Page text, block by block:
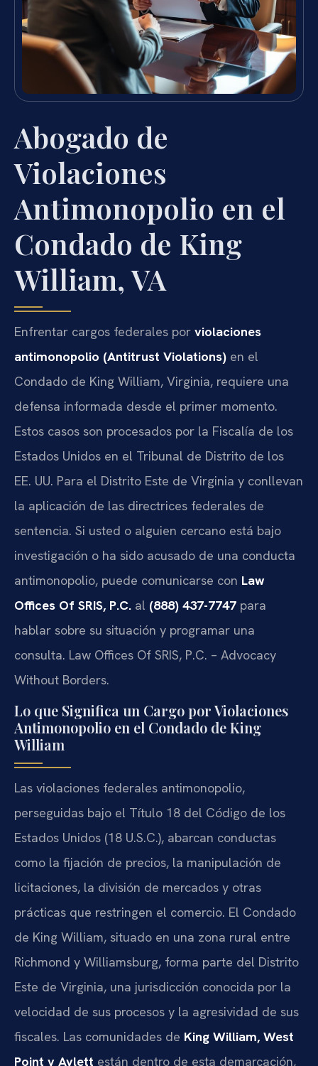
Abogado de
Violaciones
Antimonopolio en el
Condado de King
William, VA
Enfrentar cargos federales por violaciones
antimonopolio (Antitrust Violations) en el
Condado de King William, Virginia, requiere una
defensa informada desde el primer momento.
Estos casos son procesados por la Fiscalía de los
Estados Unidos en el Tribunal de Distrito de los
EE. UU. Para el Distrito Este de Virginia y conllevan
la aplicación de las directrices federales de
sentencia. Si usted o alguien cercano está bajo
investigación o ha sido acusado de una conducta
antimonopolio, puede comunicarse con Law
Offices Of SRIS, P.C. al (888) 437-7747 para
hablar sobre su situación y programar una
consulta. Law Offices Of SRIS, P.C. – Advocacy
Without Borders.
Lo que Significa un Cargo por Violaciones
Antimonopolio en el Condado de King
William
Las violaciones federales antimonopolio,
perseguidas bajo el Título 18 del Código de los
Estados Unidos (18 U.S.C.), abarcan conductas
como la fijación de precios, la manipulación de
licitaciones, la división de mercados y otras
prácticas que restringen el comercio. El Condado
de King William, situado en una zona rural entre
Richmond y Williamsburg, forma parte del Distrito
Este de Virginia, una jurisdicción conocida por la
velocidad de sus procesos y la agresividad de sus
fiscales. Las comunidades de King William, West
Point y Aylett están dentro de esta demarcación,